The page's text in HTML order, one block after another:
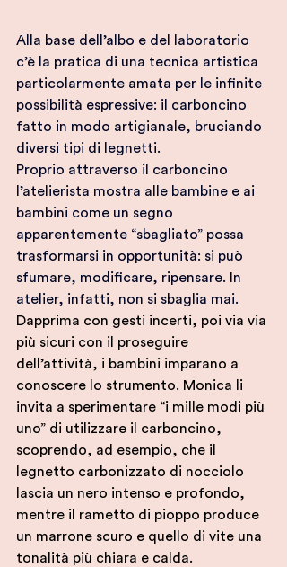
Alla base dell’albo e del laboratorio
c’è la pratica di una tecnica artistica
particolarmente amata per le infinite
possibilità espressive: il carboncino
fatto in modo artigianale, bruciando
diversi tipi di legnetti.
Proprio attraverso il carboncino
l’atelierista mostra alle bambine e ai
bambini come un segno
apparentemente “sbagliato” possa
trasformarsi in opportunità: si può
sfumare, modificare, ripensare. In
atelier, infatti, non si sbaglia mai.
Dapprima con gesti incerti, poi via via
più sicuri con il proseguire
dell’attività, i bambini imparano a
conoscere lo strumento. Monica li
invita a sperimentare “i mille modi più
uno” di utilizzare il carboncino,
scoprendo, ad esempio, che il
legnetto carbonizzato di nocciolo
lascia un nero intenso e profondo,
mentre il rametto di pioppo produce
un marrone scuro e quello di vite una
tonalità più chiara e calda.